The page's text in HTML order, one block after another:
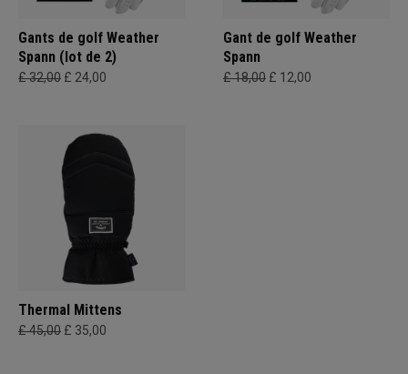
Gants de golf Weather
Spann (lot de 2)
£ 32,00 £ 24,00
Gant de golf Weather
Spann
£ 18,00 £ 12,00
Thermal Mittens
£ 45,00 £ 35,00